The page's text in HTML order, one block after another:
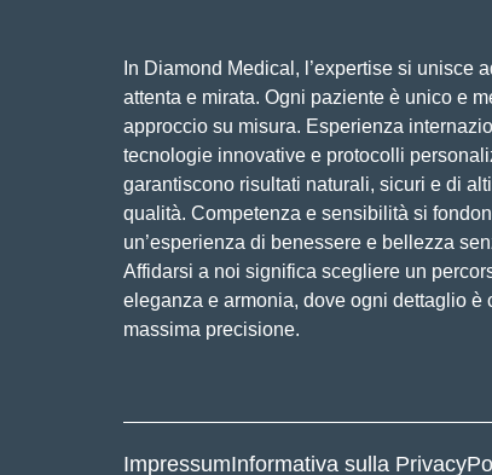
In Diamond Medical, l’expertise si unisce
attenta e mirata. Ogni paziente è unico e
approccio su misura. Esperienza
tecnologie innovative e protocolli
garantiscono risultati naturali, sicuri e di
qualità. Competenza e sensibilità si
un’esperienza di benessere e bellezza
Affidarsi a noi significa scegliere un
eleganza e armonia, dove ogni dettaglio è
massima precisione.
ImpressumInformativa sulla Privacy